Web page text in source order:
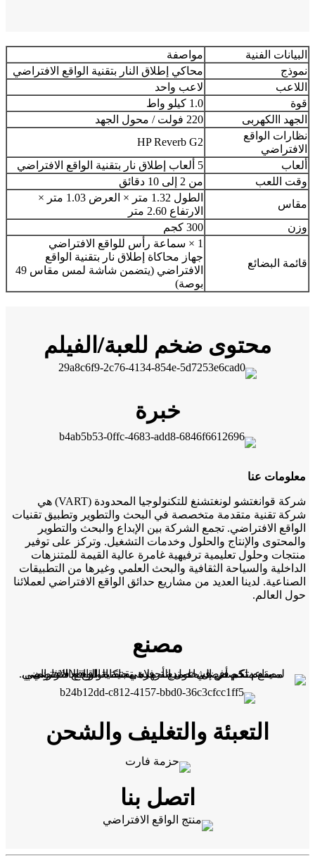
البيانات الفنية
مواصفة
نموذج
محاكي إطلاق النار بتقنية الواقع الافتراضي
اللاعب
لاعب واحد
قوة
1.0 كيلو واط
الجهد االكهربى
220 فولت / محول الجهد
نظارات الواقع
الافتراضي
HP Reverb G2
ألعاب
5 ألعاب إطلاق نار بتقنية الواقع الافتراضي
وقت اللعب
من 2 إلى 10 دقائق
مقاس
الطول 1.32 متر × العرض 1.03 متر ×
الارتفاع 2.60 متر
وزن
300 كجم
قائمة البضائع
1 × سماعة رأس للواقع الافتراضي
جهاز محاكاة إطلاق نار بتقنية الواقع
الافتراضي (يتضمن شاشة لمس مقاس 49
بوصة)
محتوى ضخم للعبة/الفيلم
خبرة
معلومات عنا
شركة قوانغتشو لونغتشنغ للتكنولوجيا المحدودة (VART) هي
شركة تقنية متقدمة متخصصة في البحث والتطوير وتطبيق تقنيات
الواقع الافتراضي. تجمع الشركة بين الإبداع والبحث والتطوير
والمحتوى والإنتاج والحلول وخدمات التشغيل. وتركز على توفير
منتجات وحلول تعليمية ترفيهية غامرة عالية القيمة للمتنزهات
الداخلية والسياحة الثقافية والبحث العلمي وغيرها من التطبيقات
الصناعية. لدينا العديد من مشاريع حدائق الواقع الافتراضي لعملائنا
حول العالم.
مصنع
التعبئة والتغليف والشحن
اتصل بنا